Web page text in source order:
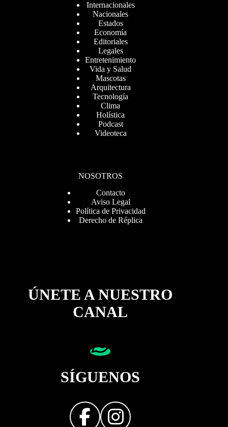
Internacionales
Nacionales
Estados
Economía
Editoriales
Legales
Entretenimiento
Vida y Salud
Mascotas
Arquitectura
Tecnología
Clima
Holística
Podcast
Videoteca
NOSOTROS
Contacto
Aviso Legal
Política de Privacidad
Derecho de Réplica
ÚNETE A NUESTRO
CANAL
SÍGUENOS